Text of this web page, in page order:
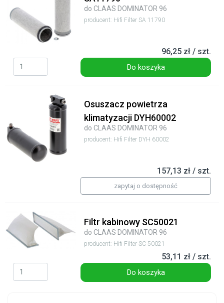
do CLAAS DOMINATOR 96
producent: Hifi Filter SA 11790
96,25 zł / szt.
Do koszyka
Osuszacz powietrza
klimatyzacji DYH60002
do CLAAS DOMINATOR 96
producent: Hifi Filter DYH 60002
157,13 zł / szt.
zapytaj o dostępność
Filtr kabinowy SC50021
do CLAAS DOMINATOR 96
producent: Hifi Filter SC 50021
53,11 zł / szt.
Do koszyka